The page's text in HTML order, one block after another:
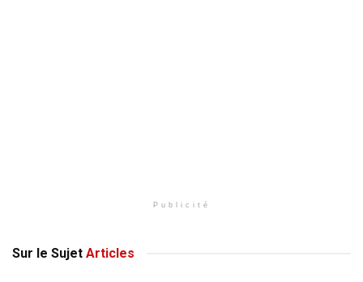
Publicité
Sur le Sujet Articles